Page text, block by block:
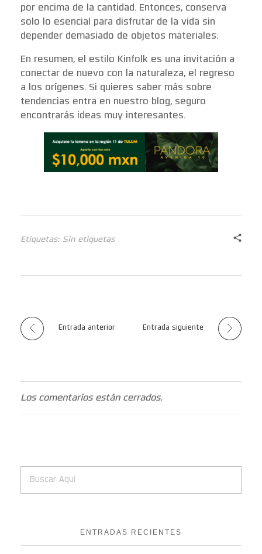
por encima de la cantidad. Entonces, conserva
solo lo esencial para disfrutar de la vida sin
depender demasiado de objetos materiales.
En resumen, el estilo Kinfolk es una invitación a
conectar de nuevo con la naturaleza, el regreso
a los orígenes. Si quieres saber más sobre
tendencias entra en nuestro blog, seguro
encontrarás ideas muy interesantes.
Etiquetas: Sin etiquetas
Entrada anterior Entrada siguiente
Los comentarios están cerrados.
ENTRADAS RECIENTES